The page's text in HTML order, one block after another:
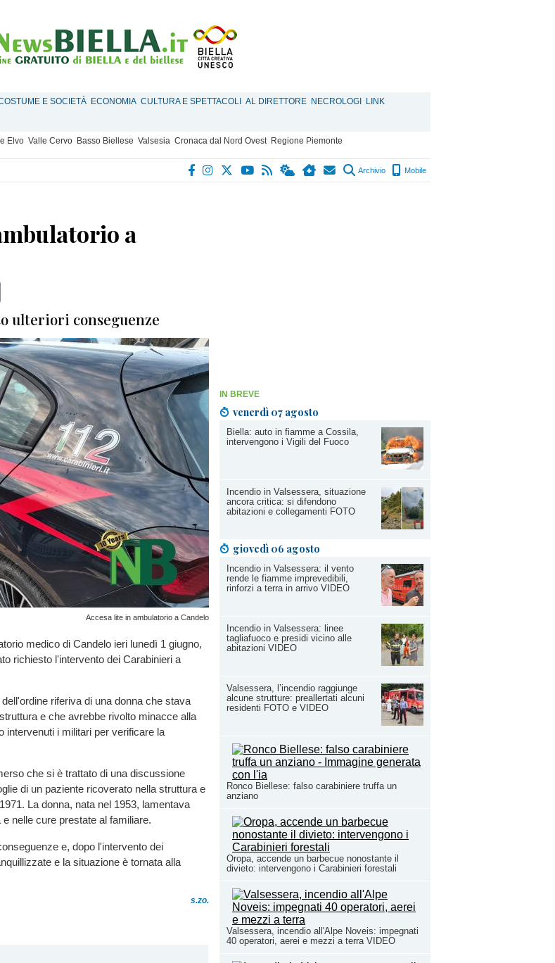
E SOCIETÀ ECONOMIA CULTURA E SPETTACOLI AL DIRETTORE NECROLOGI
LINK
Elvo Valle Cervo Basso Biellese Valsesia Cronaca dal Nord Ovest Regione Piemonte
Archivio Mobile
IN BREVE
venerdì 07 agosto
Biella: auto in fiamme a Cossila,
intervengono i Vigili del Fuoco
Incendio in Valsessera, situazione
ancora critica: si difendono
abitazioni e collegamenti FOTO
giovedì 06 agosto
Incendio in Valsessera: il vento
rende le fiamme imprevedibili,
rinforzi a terra in arrivo VIDEO
Incendio in Valsessera: linee
tagliafuoco e presidi vicino alle
abitazioni VIDEO
Valsessera, l’incendio raggiunge
alcune strutture: preallertati alcuni
residenti FOTO e VIDEO
Ronco Biellese: falso carabiniere truffa un
anziano
Oropa, accende un barbecue nonostante il
divieto: intervengono i Carabinieri forestali
Valsessera, incendio all'Alpe Noveis: impegnati
40 operatori, aerei e mezzi a terra VIDEO
a
ulteriori conseguenze
Accesa lite in ambulatorio a Candelo
medico di Candelo ieri lunedì 1 giugno,
richiesto l'intervento dei Carabinieri a
riferiva di una donna che stava
e che avrebbe rivolto minacce alla
intervenuti i militari per verificare la
che si è trattato di una discussione
di un paziente ricoverato nella struttura e
La donna, nata nel 1953, lamentava
nelle cure prestate al familiare.
e, dopo l'intervento dei
e la situazione è tornata alla
s.zo.